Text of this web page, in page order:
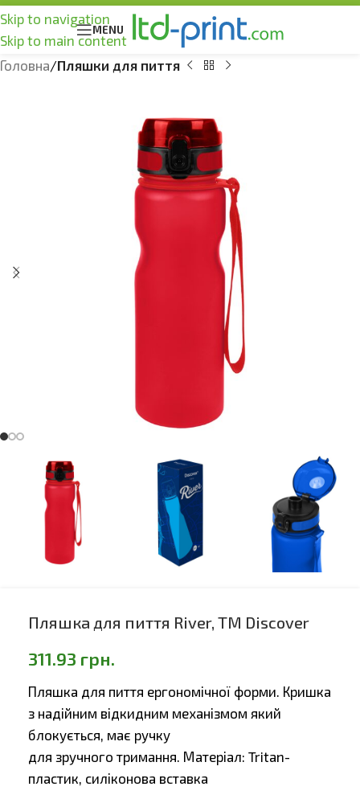
Skip to navigation
Skip to main content
MENU
Головна Пляшки для пиття
Пляшка для пиття River, TM Discover
311.93 грн.
Пляшка для пиття ергономічної форми. Кришка
з надійним відкидним механізмом який
блокується, має ручку
для зручного тримання. Матеріал: Tritan-
пластик, силіконова вставка